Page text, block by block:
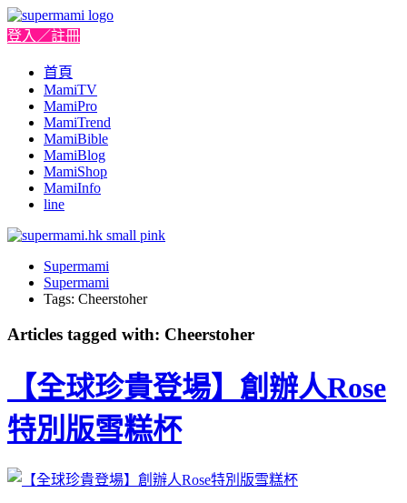
登入／註冊
首頁
MamiTV
MamiPro
MamiTrend
MamiBible
MamiBlog
MamiShop
MamiInfo
line
Supermami
Supermami
Tags: Cheerstoher
Articles tagged with: Cheerstoher
【全球珍貴登場】創辦人Rose
特別版雪糕杯